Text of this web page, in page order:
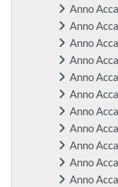
Anno
Anno
Anno
Anno
Anno
Anno
Anno
Anno
Anno
Anno
Anno